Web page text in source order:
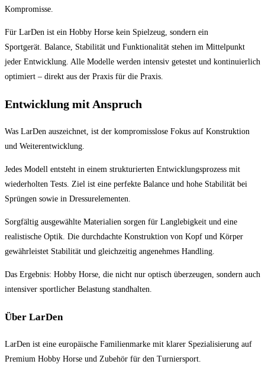
Kompromisse.
Für LarDen ist ein Hobby Horse kein Spielzeug, sondern ein
Sportgerät. Balance, Stabilität und Funktionalität stehen im Mittelpunkt
jeder Entwicklung. Alle Modelle werden intensiv getestet und kontinuierlich
optimiert – direkt aus der Praxis für die Praxis.
Entwicklung mit Anspruch
Was LarDen auszeichnet, ist der kompromisslose Fokus auf Konstruktion
und Weiterentwicklung.
Jedes Modell entsteht in einem strukturierten Entwicklungsprozess mit
wiederholten Tests. Ziel ist eine perfekte Balance und hohe Stabilität bei
Sprüngen sowie in Dressurelementen.
Sorgfältig ausgewählte Materialien sorgen für Langlebigkeit und eine
realistische Optik. Die durchdachte Konstruktion von Kopf und Körper
gewährleistet Stabilität und gleichzeitig angenehmes Handling.
Das Ergebnis: Hobby Horse, die nicht nur optisch überzeugen, sondern auch
intensiver sportlicher Belastung standhalten.
Über LarDen
LarDen ist eine europäische Familienmarke mit klarer Spezialisierung auf
Premium Hobby Horse und Zubehör für den Turniersport.